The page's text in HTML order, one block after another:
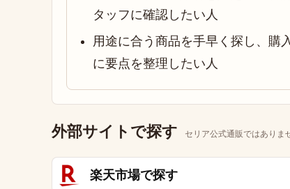
タッフに確認したい人
用途に合う商品を手早く探し、購
に要点を整理したい人
外部サイトで探す セリア公式通販ではありま
楽天市場で探す